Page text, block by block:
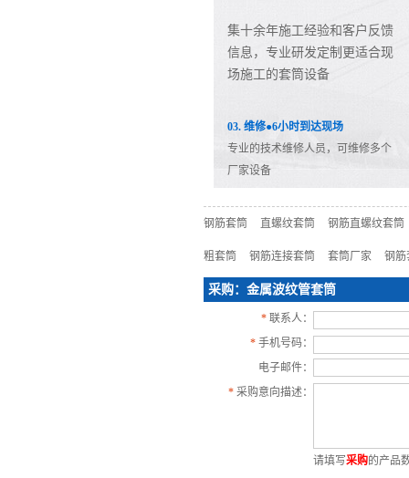
集十余年施工经验和客户反馈
信息，专业研发定制更适合现
场施工的套筒设备
03. 维修●6小时到达现场
专业的技术维修人员，可维修多个
厂家设备
钢筋套筒 直螺纹套筒 钢筋直螺纹套筒
粗套筒 钢筋连接套筒 套筒厂家 钢筋
采购：金属波纹管套筒
* 联系人：
* 手机号码：
电子邮件：
* 采购意向描述：
请填写采购的产品